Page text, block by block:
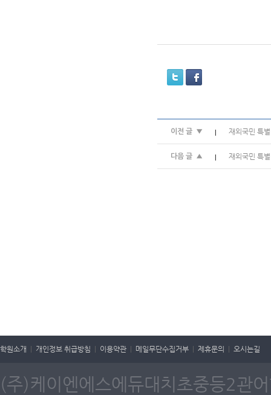
이전 글 ▼ 재외국민 특
다음 글 ▲ 재외국민 특
학원소개 개인정보 취급방침 이용약관 메일무단수집거부 제휴문의 오시는길
(주)케이엔에스에듀대치초중등2